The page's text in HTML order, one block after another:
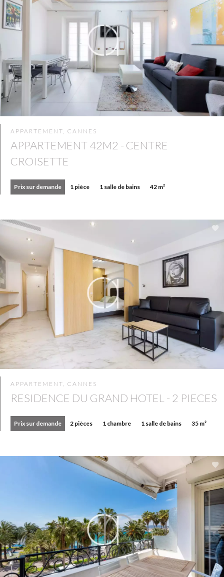
APPARTEMENT, CANNES
APPARTEMENT 42M2 - CENTRE
CROISETTE
Prix sur demande 1 pièce 1 salle de bains 42 m²
APPARTEMENT, CANNES
RESIDENCE DU GRAND HOTEL - 2 PIECES
Prix sur demande 2 pièces 1 chambre 1 salle de bains 35 m²